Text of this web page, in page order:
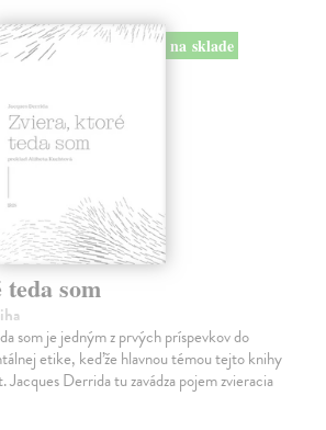
na sklade
som
som je jedným z prvých príspevkov do
etike, keďže hlavnou témou tejto knihy
Jacques Derrida tu zavádza pojem zvieracia